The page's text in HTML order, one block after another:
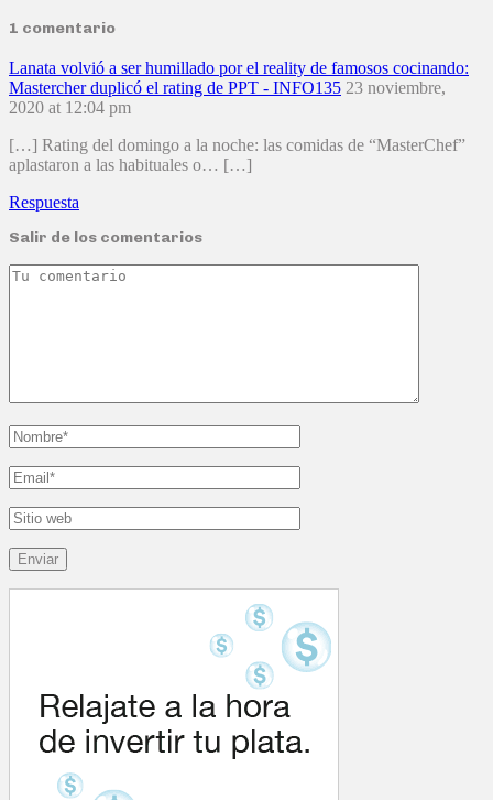
1 comentario
Lanata volvió a ser humillado por el reality de famosos cocinando:
Mastercher duplicó el rating de PPT - INFO135 23 noviembre,
2020 at 12:04 pm
[…] Rating del domingo a la noche: las comidas de “MasterChef”
aplastaron a las habituales o… […]
Respuesta
Salir de los comentarios